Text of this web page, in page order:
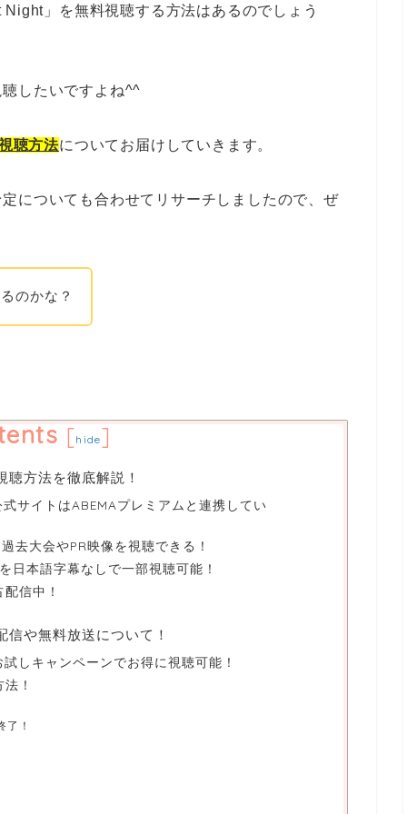
」を無料視聴する方法はあるのでしょう
したいですよね^^
聴方法についてお届けしていきます。
についても合わせてリサーチしましたので、ぜ
のかな？
[hide]
方法を徹底解説！
サイトはABEMAプレミアムと連携してい
去大会やPR映像を視聴できる！
日本語字幕なしで一部視聴可能！
信中！
や無料放送について！
しキャンペーンでお得に視聴可能！
！
了！